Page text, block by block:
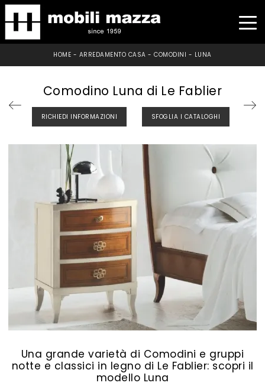
HOME - ARREDAMENTO CASA -COMODINI - LUNA
Comodino Luna di Le Fablier
RICHIEDI INFORMAZIONI SFOGLIA I CATALOGHI
Una grande varietà di Comodini e gruppi
notte e classici in legno di Le Fablier: scopri il
modello Luna